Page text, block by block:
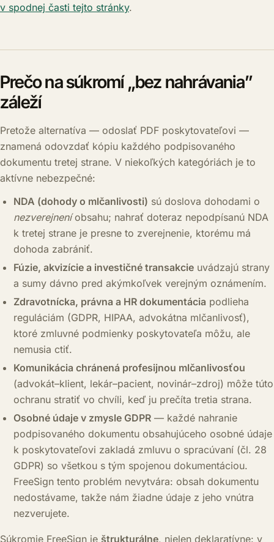
v spodnej časti tejto stránky.
Prečo na súkromí „bez nahrávania”
záleží
Pretože alternatíva — odoslať PDF poskytovateľovi —
znamená odovzdať kópiu každého podpisovaného
dokumentu tretej strane. V niekoľkých kategóriách je to
aktívne nebezpečné:
NDA (dohody o mlčanlivosti) sú doslova dohodami o
nezverejneníobsahu; nahrať doteraz nepodpísanú NDA
k tretej strane je presne to zverejnenie, ktorému má
dohoda zabrániť.
Fúzie, akvizície a investičné transakcie uvádzajú strany
a sumy dávno pred akýmkoľvek verejným oznámením.
Zdravotnícka, právna a HR dokumentácia podlieha
reguláciám (GDPR, HIPAA, advokátna mlčanlivosť),
ktoré zmluvné podmienky poskytovateľa môžu, ale
nemusia ctiť.
Komunikácia chránená profesijnou mlčanlivosťou
(advokát–klient, lekár–pacient, novinár–zdroj) môže túto
ochranu stratiť vo chvíli, keď ju prečíta tretia strana.
Osobné údaje v zmysle GDPR — každé nahranie
podpisovaného dokumentu obsahujúceho osobné údaje
k poskytovateľovi zakladá zmluvu o spracúvaní (čl. 28
GDPR) so všetkou s tým spojenou dokumentáciou.
FreeSign tento problém nevytvára: obsah dokumentu
nedostávame, takže nám žiadne údaje z jeho vnútra
nezverujete.
Súkromie FreeSign je štrukturálne, nielen deklaratívne: v